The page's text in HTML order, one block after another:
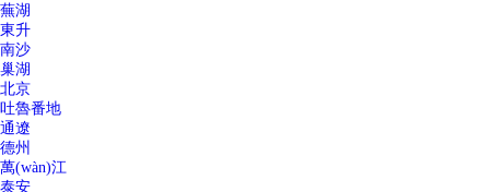
蕪湖
東升
南沙
巢湖
北京
吐魯番地
通遼
德州
萬(wàn)江
泰安